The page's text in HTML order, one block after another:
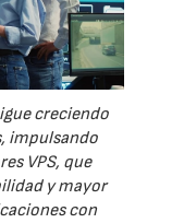
creciendo
impulsando
VPS, que
y mayor
con